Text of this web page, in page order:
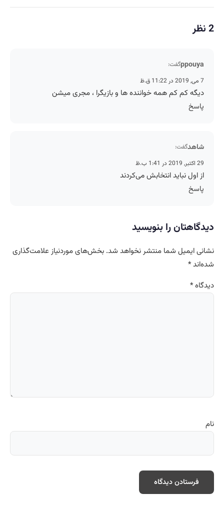
2 نظر
ppouyaگفت:
7 می, 2019 در 11:22 ق.ظ
دیگه کم کم همه خواننده ها و بازیگرا ، مجری میشن
پاسخ
شاهدگفت:
29 اکتبر, 2019 در 1:41 ب.ظ
از اول نباید انتخابش می‌کردند
پاسخ
دیدگاهتان را بنویسید
نشانی ایمیل شما منتشر نخواهد شد. بخش‌های موردنیاز علامت‌گذاری
شده‌اند*
دیدگاه*
نام